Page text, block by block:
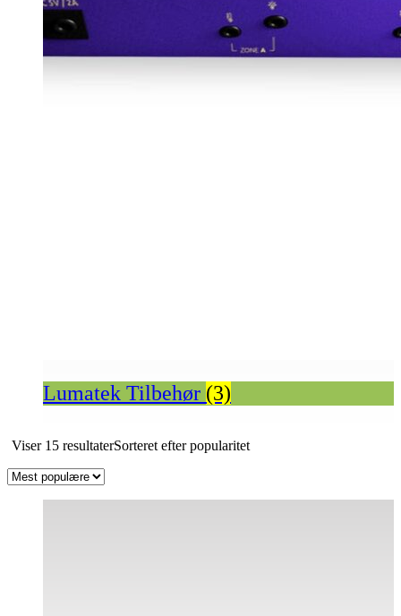
Lumatek Tilbehør (3)
Viser 15 resultaterSorteret efter popularitet